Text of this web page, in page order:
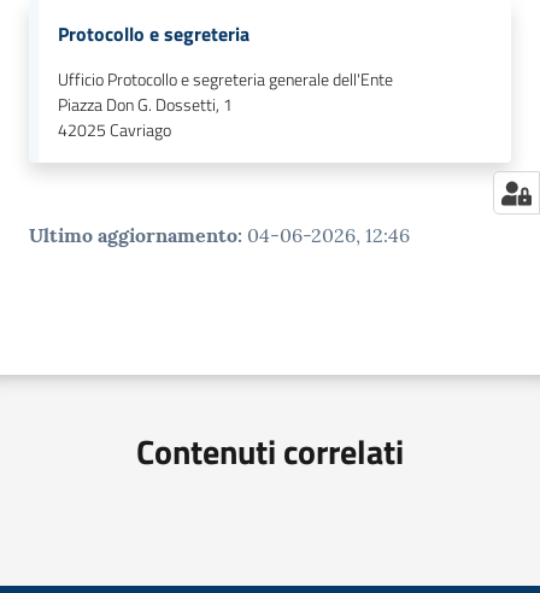
Protocollo e segreteria
Ufficio Protocollo e segreteria generale dell'Ente
Piazza Don G. Dossetti, 1
42025Cavriago
Ultimo aggiornamento: 04-06-2026, 12:46
Contenuti correlati